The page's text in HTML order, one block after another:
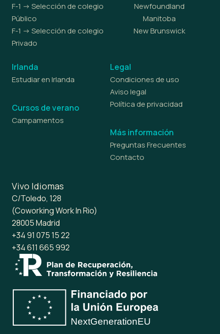
F-1 -> Selección de colegio
Público
F-1 -> Selección de colegio
Privado
Newfoundland
Manitoba
New Brunswick
Irlanda
Estudiar en Irlanda
Cursos de verano
Campamentos
Legal
Condiciones de uso
Aviso legal
Política de privacidad
Más información
Preguntas Frecuentes
Contacto
Vivo Idiomas
C/Toledo, 128
(Coworking Work In Rio)
28005 Madrid
+34 91 075 15 22
+34 611 665 992